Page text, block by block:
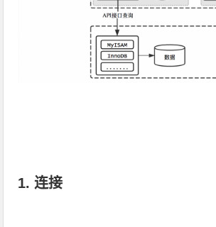
1. 连接